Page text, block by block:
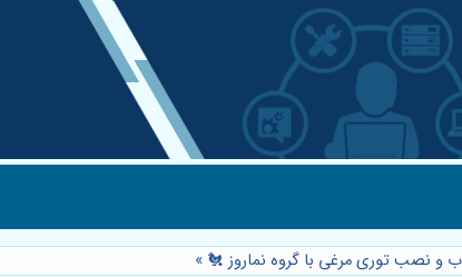
و نصب توری مرغی با گروه نماروز 🐔 »